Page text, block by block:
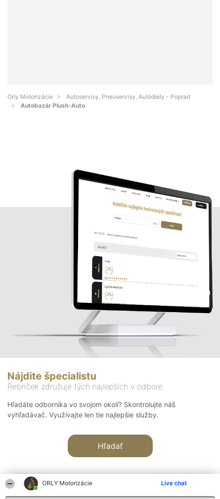
ORLY Motorizácie Live chat
Orly Motorizácie
Autoservisy, Pneuservisy, Autodiely - Poprad
Autobazár Plush-Auto
Nájdite špecialistu
Rebríček združuje tých najlepších v odbore
Hľadáte odborníka vo svojom okolí? Skontrolujte náš
vyhľadávač. Využívajte len tie najlepšie služby.
Hľadať